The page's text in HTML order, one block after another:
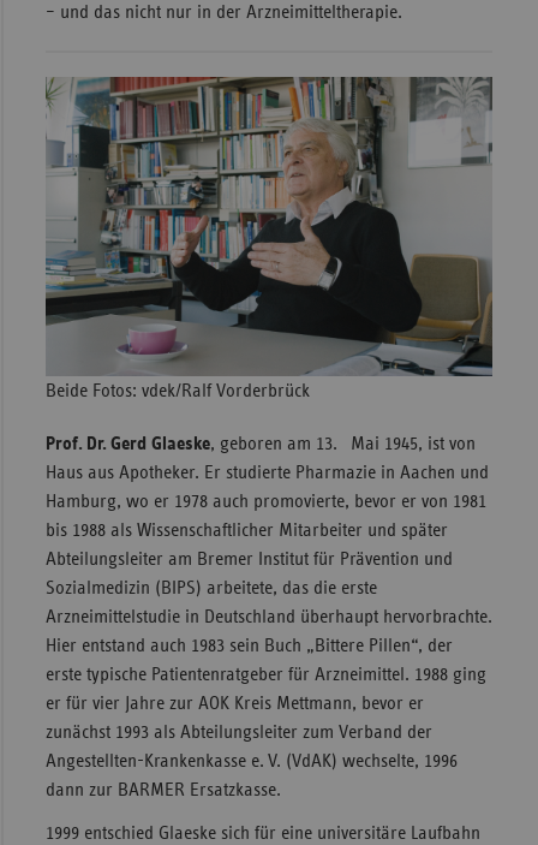
– und das nicht nur in der Arzneimitteltherapie.
Beide Fotos: vdek/Ralf Vorderbrück
Prof. Dr. Gerd Glaeske, geboren am 13. Mai 1945, ist von
Haus aus Apotheker. Er studierte Pharmazie in Aachen und
Hamburg, wo er 1978 auch promovierte, bevor er von 1981
bis 1988 als Wissenschaftlicher Mitarbeiter und später
Abteilungsleiter am Bremer Institut für Prävention und
Sozialmedizin (BIPS) arbeitete, das die erste
Arzneimittelstudie in Deutschland überhaupt hervorbrachte.
Hier entstand auch 1983 sein Buch „Bittere Pillen“, der
erste typische Patientenratgeber für Arzneimittel. 1988 ging
er für vier Jahre zur AOK Kreis Mettmann, bevor er
zunächst 1993 als Abteilungsleiter zum Verband der
Angestellten-Krankenkasse e. V. (VdAK) wechselte, 1996
dann zur BARMER Ersatzkasse.
1999 entschied Glaeske sich für eine universitäre Laufbahn